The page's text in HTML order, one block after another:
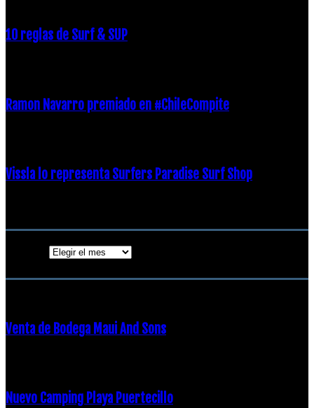
10 reglas de Surf & SUP
Ramon Navarro premiado en #ChileCompite
Vissla lo representa Surfers Paradise Surf Shop
Venta de Bodega Maui And Sons
Nuevo Camping Playa Puertecillo